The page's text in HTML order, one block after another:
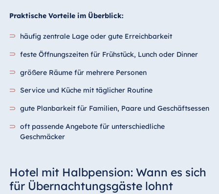
Praktische Vorteile im Überblick:
häufig zentrale Lage oder gute Erreichbarkeit
feste Öffnungszeiten für Frühstück, Lunch oder Dinner
größere Räume für mehrere Personen
Service und Küche mit täglicher Routine
gute Planbarkeit für Familien, Paare und Geschäftsessen
oft passende Angebote für unterschiedliche
Geschmäcker
Hotel mit Halbpension: Wann es sich
für Übernachtungsgäste lohnt